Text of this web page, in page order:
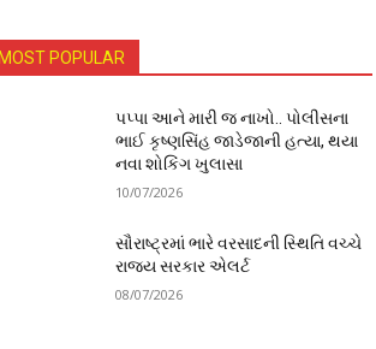
MOST POPULAR
પપ્પા આને મારી જ નાખો.. પોલીસના
ભાઈ કૃષ્ણસિંહ જાડેજાની હત્યા, થયા
નવા શોકિંગ ખુલાસા
10/07/2026
સૌરાષ્ટ્રમાં ભારે વરસાદની સ્થિતિ વચ્ચે
રાજ્ય સરકાર એલર્ટ
08/07/2026